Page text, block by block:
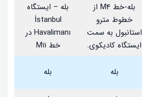
بله-خط M4 از
خطوط مترو
استانبول به سمت
ایستگاه کادیکوی.
بله – ایستگاه
İstanbul
Havalimanı در
خط M11
بله بله